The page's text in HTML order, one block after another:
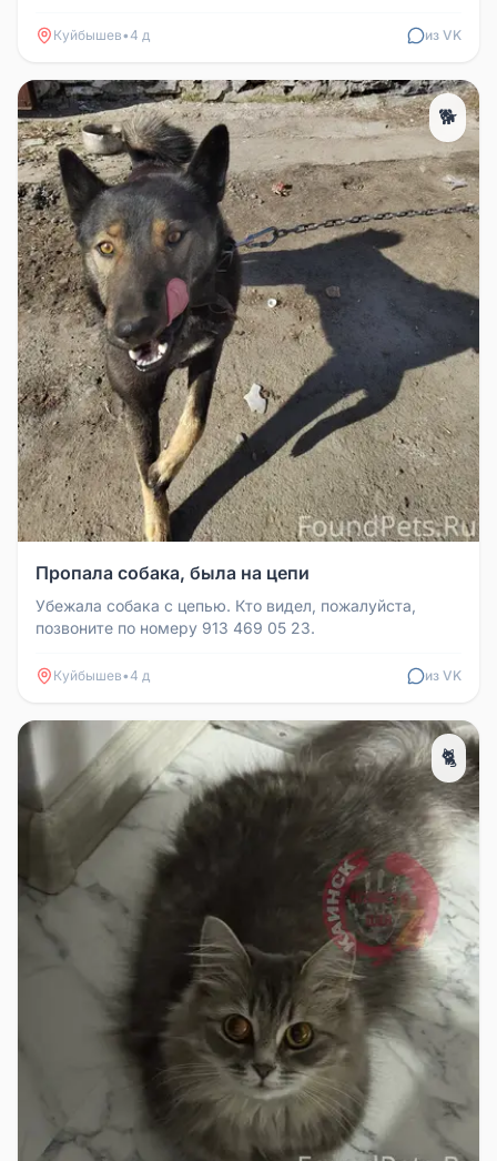
Куйбышев•4 д из VK
🐕
Пропала собака, была на цепи
Убежала собака с цепью. Кто видел, пожалуйста,
позвоните по номеру 913 469 05 23.
Куйбышев•4 д из VK
🐈